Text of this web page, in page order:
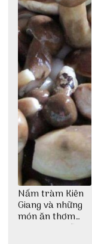
Nấm tràm Kiên
Giang và những
món ăn thơm
ngon khó cưỡng